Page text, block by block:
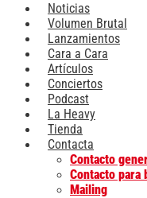
Noticias
Volumen Brutal
Lanzamientos
Cara a Cara
Artículos
Conciertos
Podcast
La Heavy
Tienda
Contacta
Contacto
Contacto para
Mailing